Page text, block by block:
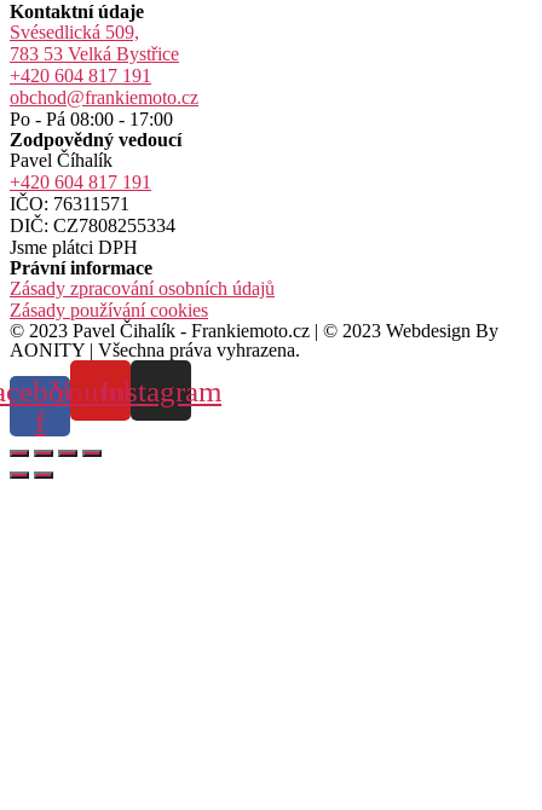
Kontaktní údaje
Svésedlická 509,
783 53 Velká Bystřice
+420 604 817 191
obchod@frankiemoto.cz
Po - Pá 08:00 - 17:00
Zodpovědný vedoucí
Pavel Číhalík
+420 604 817 191
IČO: 76311571
DIČ: CZ7808255334
Jsme plátci DPH
Právní informace
Zásady zpracování osobních údajů
Zásady používání cookies
© 2023 Pavel Čihalík - Frankiemoto.cz | © 2023 Webdesign By
AONITY | Všechna práva vyhrazena.
f
YoutubeInstagram